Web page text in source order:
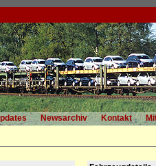
Newsarchiv Kontakt